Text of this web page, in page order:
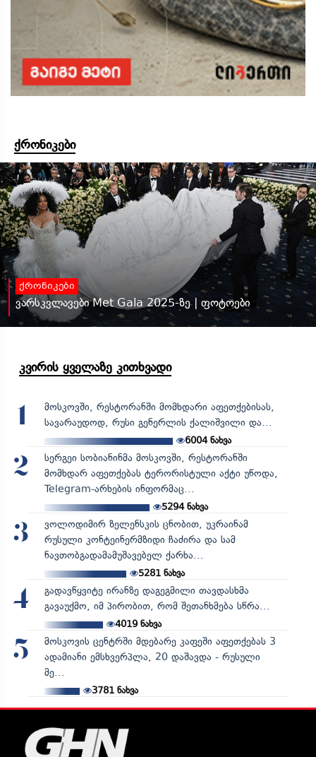
ქრონიკები
ქრონიკები
ვარსკვლავები Met Gala 2025-ზე | ფოტოები
კვირის ყველაზე კითხვადი
1
მოსკოვში, რესტორანში მომხდარი აფეთქებისას,
სავარაუდოდ, რუსი გენერლის ქალიშვილი და...
6004ნახვა
2
სერგეი სობიანინმა მოსკოვში, რესტორანში
მომხდარ აფეთქებას ტერორისტული აქტი უწოდა,
Telegram-არხების ინფორმაც...
5294ნახვა
3
ვოლოდიმირ ზელენსკის ცნობით, უკრაინამ
რუსული კონტეინერმზიდი ჩაძირა და სამ
ნავთობგადამამუშავებელ ქარხა...
5281ნახვა
4
გადავწყვიტე ირანზე დაგეგმილი თავდასხმა
გავაუქმო, იმ პირობით, რომ შეთანხმება სწრა...
4019ნახვა
5
მოსკოვის ცენტრში მდებარე კაფეში აფეთქებას 3
ადამიანი ემსხვერპლა, 20 დაშავდა - რუსული
მე...
3781ნახვა